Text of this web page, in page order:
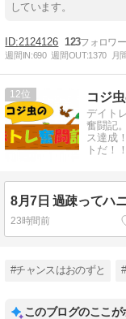
しています。
2124126 123
週間IN:690 週間OUT:1370 月
12 コジ
デイト
奮闘記
ス達成
トだ！
8月7日 過疎ってハニ
23時間前
#チャンスはおのずと
このブログのここが